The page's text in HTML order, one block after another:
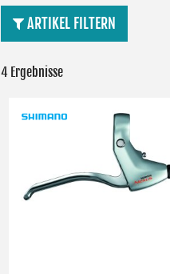
ARTIKEL FILTERN
4 Ergebnisse